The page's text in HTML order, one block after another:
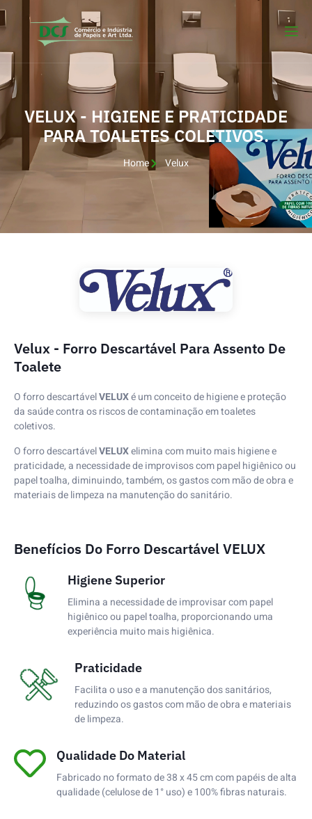
VELUX - HIGIENE E PRATICIDADE
PARA TOALETES COLETIVOS.
Home Velux
Velux - Forro Descartável Para Assento De
Toalete
O forro descartávelVELUXé um conceito de higiene e proteção
da saúde contra os riscos de contaminação em toaletes
coletivos.
O forro descartávelVELUXelimina com muito mais higiene e
praticidade, a necessidade de improvisos com papel higiênico ou
papel toalha, diminuindo, também, os gastos com mão de obra e
materiais de limpeza na manutenção do sanitário.
Benefícios Do Forro Descartável VELUX
Higiene Superior
Elimina a necessidade de improvisar com papel
higiênico ou papel toalha, proporcionando uma
experiência muito mais higiênica.
Praticidade
Facilita o uso e a manutenção dos sanitários,
reduzindo os gastos com mão de obra e materiais
de limpeza.
Qualidade Do Material
Fabricado no formato de 38 x 45 cm com papéis de alta
qualidade (celulose de 1° uso) e 100% fibras naturais.